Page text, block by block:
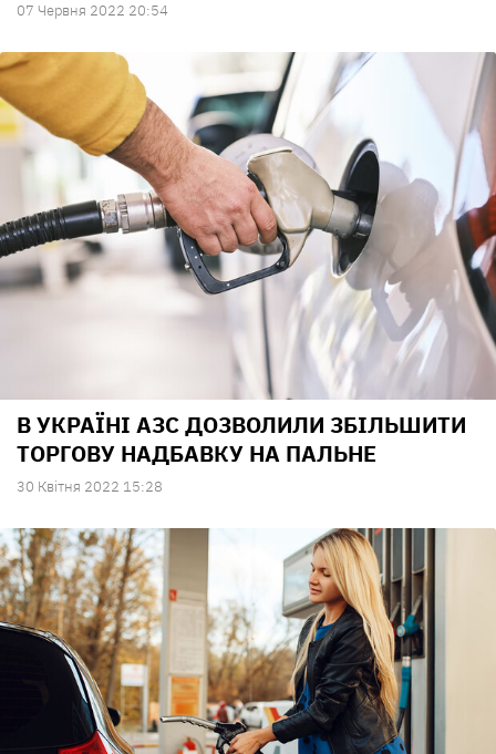
07 Червня 2022 20:54
В УКРАЇНІ АЗС ДОЗВОЛИЛИ ЗБІЛЬШИТИ
ТОРГОВУ НАДБАВКУ НА ПАЛЬНЕ
30 Квiтня 2022 15:28